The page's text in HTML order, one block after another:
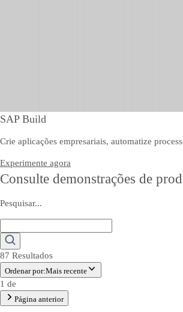
SAP Build
Crie aplicações empresariais, automatize
Experimente agora
Consulte demonstrações de
Pesquisar...
87 Resultados
Ordenar por:Mais recente
1 de
Página anterior